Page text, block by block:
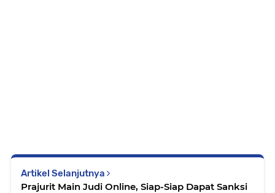
Artikel Selanjutnya
Prajurit Main Judi Online, Siap-Siap Dapat Sanksi